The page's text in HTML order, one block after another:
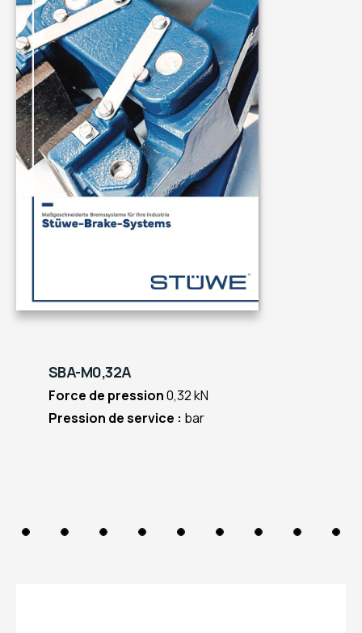
SBA-M0,32A
Force de pression0,32 kN
Pression de service : bar